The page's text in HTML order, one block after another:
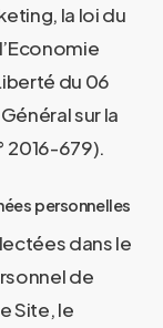
la loi du
du 06
sur la
2016-679).
personnelles
dans le
de
Site, le